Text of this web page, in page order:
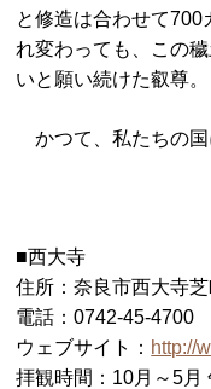
と修造は合わせて700
れ変わっても、この
いと願い続けた叡尊。
かつて、私たちの国
■西大寺
住所：奈良市西大寺
電話：0742-45-4700
ウェブサイト： http://
拝観時間：10月～5月